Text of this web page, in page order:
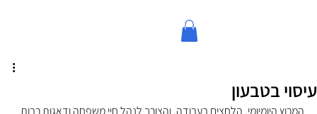
עיסוי בטבעון
המרוץ היומיומי, הלחצים בעבודה, והצורך לנהל חיי משפחה ודאגות רבות